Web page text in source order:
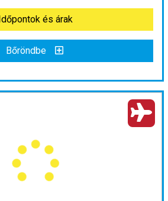
és árak
Bőröndbe
és árak
Bőröndbe
a Maldív-szigeteken
Város: Colombo
módja:
Repülővel
leírás szerint